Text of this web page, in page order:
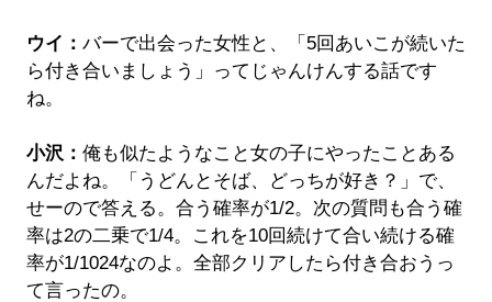
ウイ： バーで出会った女性と、「5回あいこが続いた
ら付き合いましょう」ってじゃんけんする話です
ね。
小沢： 俺も似たようなこと女の子にやったことある
んだよね。「うどんとそば、どっちが好き？」で、
せーので答える。合う確率が1/2。次の質問も合う確
率は2の二乗で1/4。これを10回続けて合い続ける確
率が1/1024なのよ。全部クリアしたら付き合おうっ
て言ったの。